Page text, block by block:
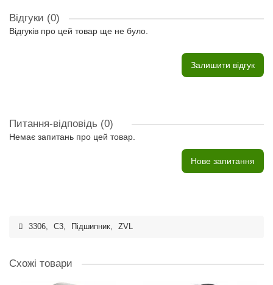
Відгуки (0)
Відгуків про цей товар ще не було.
Залишити відгук
Питання-відповідь (0)
Немає запитань про цей товар.
Нове запитання
3306, C3, Підшипник, ZVL
Схожі товари